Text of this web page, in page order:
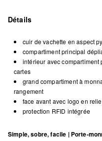
Détails
cuir de vachette en aspect
compartiment principal
intérieur avec
cartes
grand compartiment à
rangement
face avant avec logo en
protection RFID intégrée
Simple, sobre, facile | Porte-